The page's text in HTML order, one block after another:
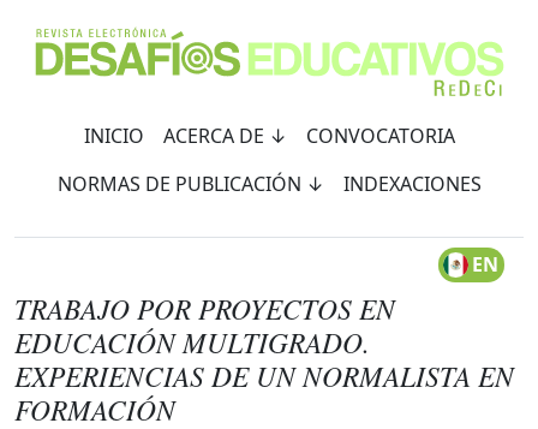
INICIO ACERCA DE ↓
CONVOCATORIA
NORMAS DE PUBLICACIÓN ↓
INDEXACIONES
EN
TRABAJO POR PROYECTOS EN
EDUCACIÓN MULTIGRADO.
EXPERIENCIAS DE UN NORMALISTA EN
FORMACIÓN